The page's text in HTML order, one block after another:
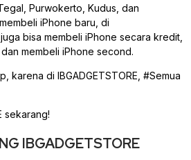
Purwokerto, Kudus, dan
iPhone baru, di
juga bisa membeli iPhone secara kredit,
membeli iPhone second.
karena di IBGADGETSTORE, #Semua
sekarang!
IBGADGETSTORE